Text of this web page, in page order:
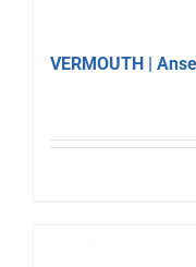
VERMOUTH |